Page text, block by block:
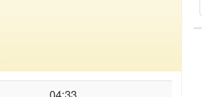
04:33